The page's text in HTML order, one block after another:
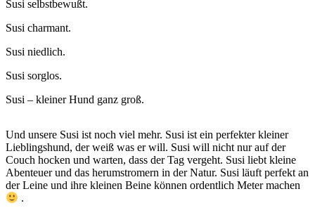
Susi selbstbewußt.
Susi charmant.
Susi niedlich.
Susi sorglos.
Susi – kleiner Hund ganz groß.
Und unsere Susi ist noch viel mehr. Susi ist ein perfekter kleiner
Lieblingshund, der weiß was er will. Susi will nicht nur auf der
Couch hocken und warten, dass der Tag vergeht. Susi liebt kleine
Abenteuer und das herumstromern in der Natur. Susi läuft perfekt an
der Leine und ihre kleinen Beine können ordentlich Meter machen
.